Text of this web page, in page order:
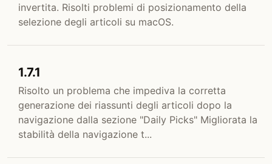
invertita. Risolti problemi di posizionamento della
selezione degli articoli su macOS.
1.7.1
Risolto un problema che impediva la corretta
generazione dei riassunti degli articoli dopo la
navigazione dalla sezione "Daily Picks" Migliorata la
stabilità della navigazione t...